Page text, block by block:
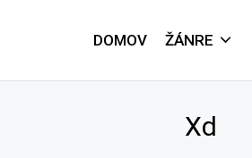
DOMOV ŽÁNRE
Xd